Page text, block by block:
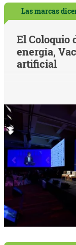
Las marcas
El Coloquio
energía,
artificial